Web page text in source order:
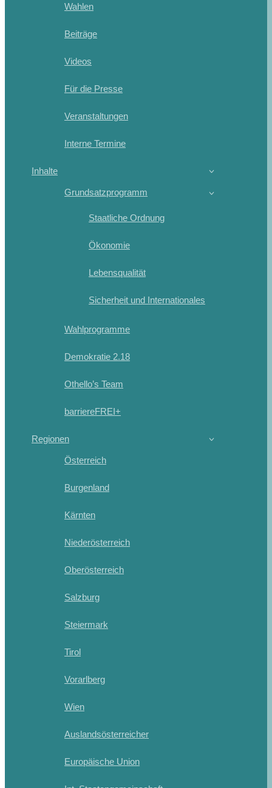
Wahlen
Beiträge
Videos
Für die Presse
Veranstaltungen
Interne Termine
Inhalte
Grundsatzprogramm
Staatliche Ordnung
Ökonomie
Lebensqualität
Sicherheit und Internationales
Wahlprogramme
Demokratie 2.18
Othello’s Team
barriereFREI+
Regionen
Österreich
Burgenland
Kärnten
Niederösterreich
Oberösterreich
Salzburg
Steiermark
Tirol
Vorarlberg
Wien
Auslandsösterreicher
Europäische Union